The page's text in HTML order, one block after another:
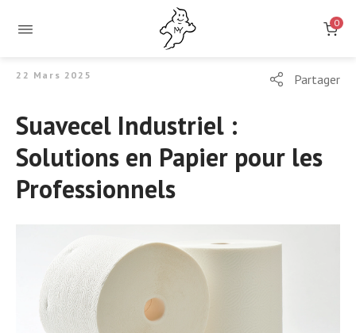
0
22 Mars 2025 Partager
Suavecel Industriel :
Solutions en Papier pour les
Professionnels